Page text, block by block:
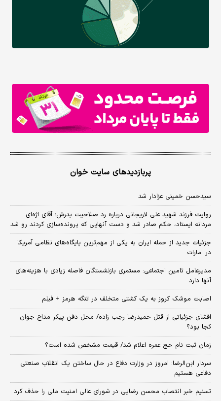
پربازدیدهای سایت خوان
سیدحسن خمینی عزادار شد
روایت فرزند شهید علی لاریجانی درباره رد صلاحیت پدرش؛ آقای اژه‌ای
مردانه ایستاد، حکم صادر شد و دست آنهایی که پرونده‌سازی کردند رو شد
جزئیات جدید از حمله ایران به یکی از مهم‌ترین پایگاه‌های نظامی آمریکا
در امارات
مدیرعامل تامین اجتماعی: مستمری بازنشستگان فاصله زیادی با هزینه‌های
آنها دارد
اصابت موشک کروز به یک کشتی متخلف در تنگه هرمز + فیلم
افشای جزئیاتی از قتل حمیدرضا رجب زاده/ محل دفن پیکر مداح جوان
کجا بود؟
زمان ثبت‌ نام حج عمره اعلام شد/ قیمت مشخص شده است؟
سردار ابن‌الرضا: امروز در وزارت دفاع در حال ساختن یک انقلاب صنعتی
دفاعی هستیم
تسنیم خبر انتصاب محسن رضایی در شورای عالی امنیت ملی را حذف کرد